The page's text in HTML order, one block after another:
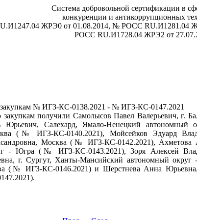
Система добровольной сертификации в
конкуренции и антикоррупционных
ЖРЭ0 от 01.08.2014, № РОСС
РОСС RU.И1728.04 ЖРЭ2 от
закупкам № ИГЗ-КС-0138.2021 - № ИГЗ-КС-0147.2021
закупкам получили Самолысов Павел Валерьевич, г.
Юрьевич, Салехард, Ямало-Ненецкий
(№ ИГЗ-КС-0140.2021), Мойсейков Эдуард
Москва (№ ИГЗ-КС-0142.2021), Ахметова
- Югра (№ ИГЗ-КС-0143.2021), Зоря Алексей
г. Сургут, Ханты-Мансийский автономный
(№ ИГЗ-КС-0146.2021) и Шерстнева Анна